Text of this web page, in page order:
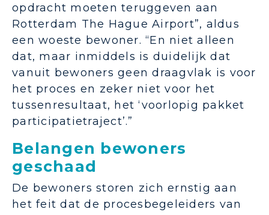
opdracht moeten teruggeven aan
Rotterdam The Hague Airport”, aldus
een woeste bewoner. “En niet alleen
dat, maar inmiddels is duidelijk dat
vanuit bewoners geen draagvlak is voor
het proces en zeker niet voor het
tussenresultaat, het ‘voorlopig pakket
participatietraject’.”
Belangen bewoners
geschaad
De bewoners storen zich ernstig aan
het feit dat de procesbegeleiders van